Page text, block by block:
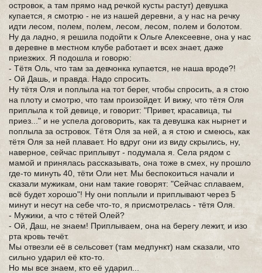
островок, а там прямо над речкой кусты растут) девушка
купается, я смотрю - не из нашей деревни, а у нас на речку
идти лесом, полем, полем, лесом, лесом, полем и болотом.
Ну да ладно, я решила подойти к Ольге Алексеевне, она у нас
в деревне в местном клубе работает и всех знает, даже
приезжих. Я подошла и говорю:
- Тётя Оль, что там за девчонка купается, не наша вроде?!
- Ой Дашь, и правда. Надо спросить.
Ну тётя Оля и поплыла на тот берег, чтобы спросить, а я стою
на плоту и смотрю, что там произойдет. И вижу, что тётя Оля
приплыла к той девице, и говорит: "Привет, красавица, ты
приез..." и не успела договорить, как та девушка как нырнет и
поплыла за островок. Тётя Оля за ней, а я стою и смеюсь, как
тётя Оля за ней плавает. Но вдруг они из виду скрылись, ну,
наверное, сейчас приплывут - подумала я. Села рядом с
мамой и принялась рассказывать, она тоже в смех, ну прошло
где-то минуть 40, тёти Оли нет. Мы беспокоиться начали и
сказали мужикам, они нам такие говорят: "Сейчас сплаваем,
всё будет хорошо"! Ну они поплыли и приплывают через 5
минут и несут на себе что-то, я присмотрелась - тётя Оля.
- Мужики, а что с тётей Олей?
- Ой, Даш, не знаем! Приплываем, она на берегу лежит, и изо
рта кровь течёт.
Мы отвезли её в сельсовет (там медпункт) нам сказали, что
сильно ударил её кто-то.
Но мы все знаем, кто её ударил...